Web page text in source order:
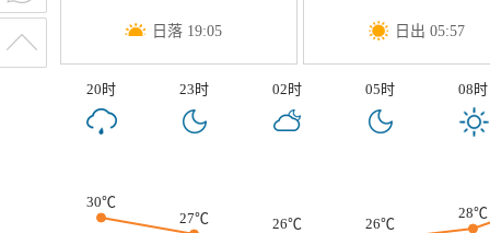
日落 19:05 日出 05:57
20时 23时 02时 05时 08时
30℃
27℃
26℃ 26℃
28℃